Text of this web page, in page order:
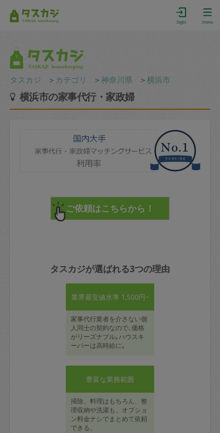
login menu
タスカジ ＞ カテゴリ ＞神奈川県 ＞横浜市
横浜市の家事代行・家政婦
タスカジが選ばれる3つの理由
業界最安値水準 1,500円~
家事代行業者を介さない個
人同士の契約なので､価格
がリーズナブル｡ハウスキ
ーパーは高時給に｡
豊富な業務範囲
掃除、料理はもちろん、整
理収納や洗濯も、オプショ
ン料金ナシでまとめて依頼
できる。